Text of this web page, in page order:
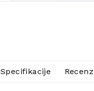
Specifikacije